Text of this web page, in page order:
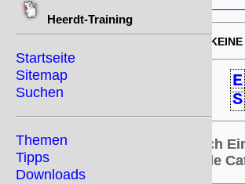
Heerdt-Training
Startseite
Sitemap
Suchen
Themen
Tipps
Downloads
0 E
N
S
Zwischenereignis Mehrfach
Intermediate Event Multiple